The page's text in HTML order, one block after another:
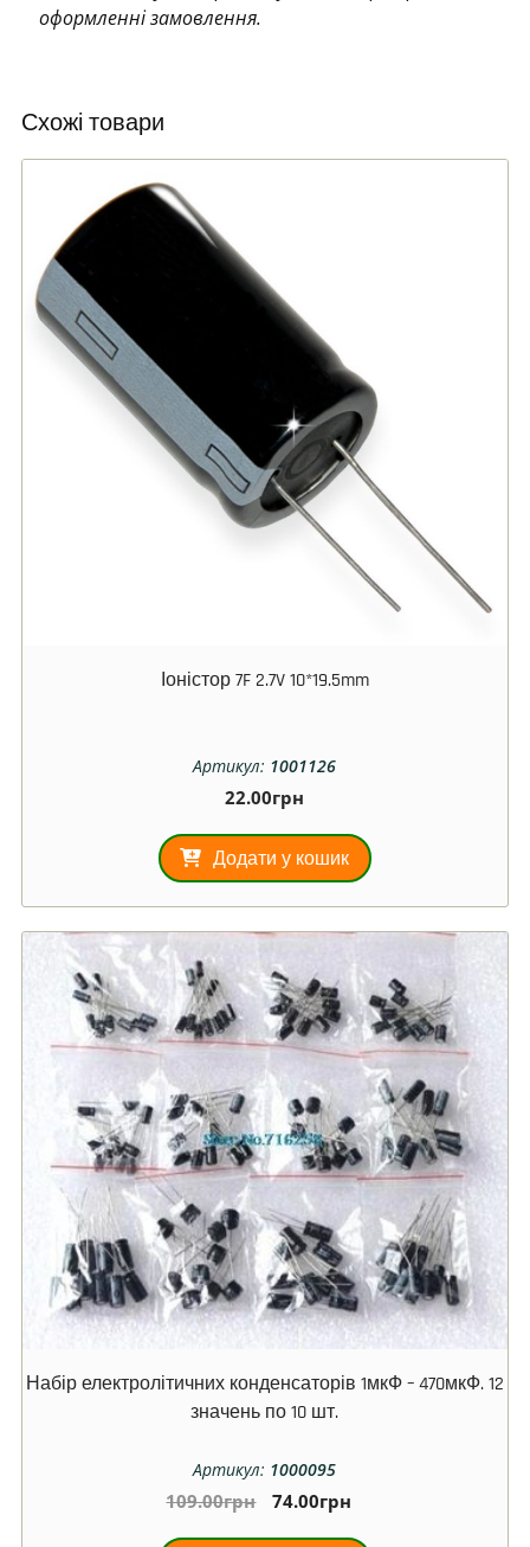
оформленні замовлення.
Схожі товари
Іоністор 7F 2.7V 10*19.5mm
Артикул: 1001126
22.00грн
Додати у кошик
Набір електролітичних конденсаторів 1мкФ – 470мкФ. 12
значень по 10 шт.
Артикул: 1000095
109.00грн 74.00грн